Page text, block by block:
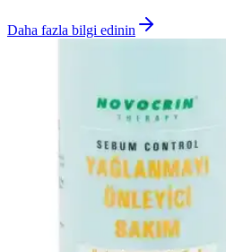
Daha fazla bilgi edinin